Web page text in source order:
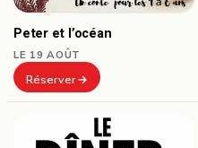
Peter et l’océan
LE 19 AOÛT
Réserver